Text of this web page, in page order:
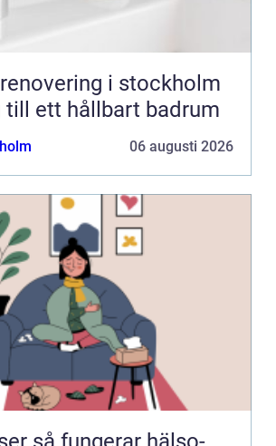
i stockholm
till ett hållbart badrum
06 augusti 2026